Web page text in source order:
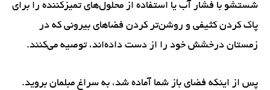
شستشو با فشار آب یا استفاده از محلول‌های تمیزکننده را برای
پاک کردن کثیفی و روشن‌تر کردن فضاهای بیرونی که در
زمستان درخشش خود را از دست داده‌اند، توصیه می‌کنند.
پس از اینکه فضای باز شما آماده شد، به سراغ مبلمان بروید.